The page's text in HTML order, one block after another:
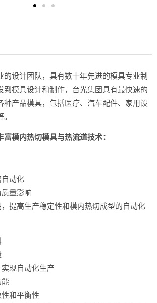
的设计团队，具有数十年先进的模具专业制
到模具设计和制作，台光集团具有最快速的
种产品模具，包括医疗、汽车配件、家用设
模内热切模具与热流道技术：
动化
量影响
提高生产稳定性和模内热切成型的自动化
现自动化生产
和平衡性